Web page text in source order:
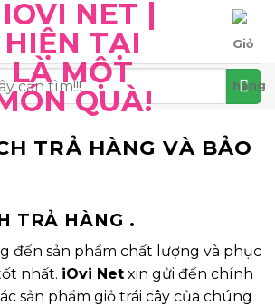
TRẢ HÀNG VÀ BẢO
TRẢ HÀNG .
đến sản phẩm chất lượng và phục
nhất. iOvi Net xin gửi đến chính
sản phẩm giỏ trái cây của chúng